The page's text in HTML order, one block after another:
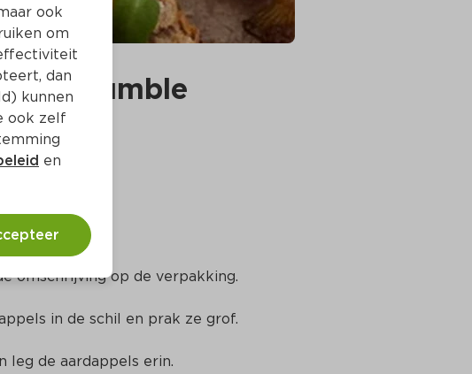
omschrijving op de verpakking.
in de schil en prak ze grof.
leg de aardappels erin.
ook
om
dan
kunnen
ook zelf
en